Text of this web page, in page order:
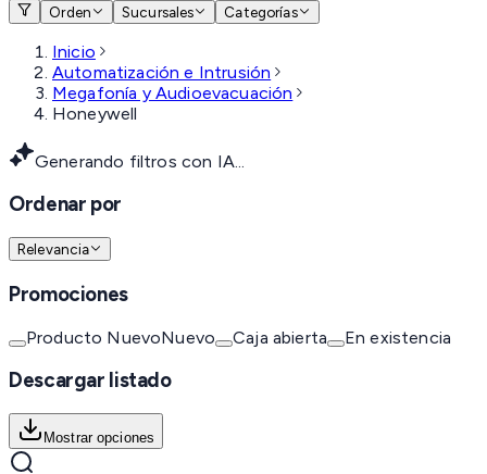
Orden
Sucursales Categorías
Inicio
Automatización e Intrusión
Megafonía y Audioevacuación
Honeywell
Generando filtros con IA...
Ordenar por
Relevancia
Promociones
Producto NuevoNuevo Caja abierta En existencia
Descargar listado
Mostrar opciones